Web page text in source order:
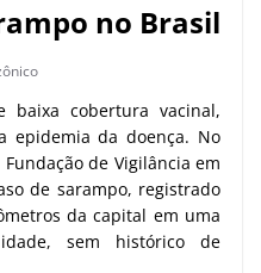
no Brasil
cobertura vacinal,
epidemia da doença. No
de Vigilância em
de sarampo, registrado
da capital em uma
sem histórico de